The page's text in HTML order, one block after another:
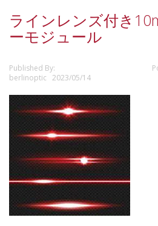
ラインレンズ付き
ーモジュール
Published By:
berlinoptic 2023/05/14